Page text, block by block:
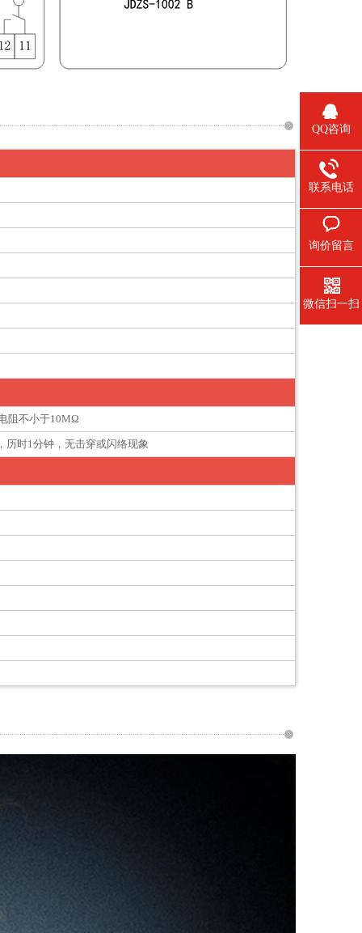
阻不小于10MΩ
历时1分钟，无击穿或闪络现象
QQ咨询
联系电话
询价留言
微信扫一扫